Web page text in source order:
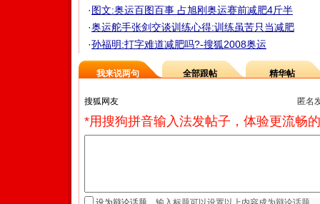
·图文:奥运百图百事 占旭刚奥运赛前减肥4斤半
·奥运舵手张剑交谈训练心得:训练虽苦只当减肥
·孙福明:打字难道减肥吗?-搜狐2008奥运
我来说两句 全部跟帖 精华帖
匿名
*用搜狗拼音输入法发帖子，体验更流畅